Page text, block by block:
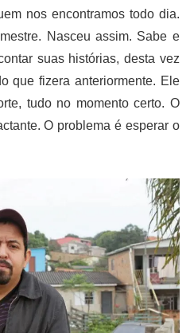
nos encontramos todo dia.
Nasceu assim. Sabe e
suas histórias, desta vez
que fizera anteriormente. Ele
tudo no momento certo. O
O problema é esperar o